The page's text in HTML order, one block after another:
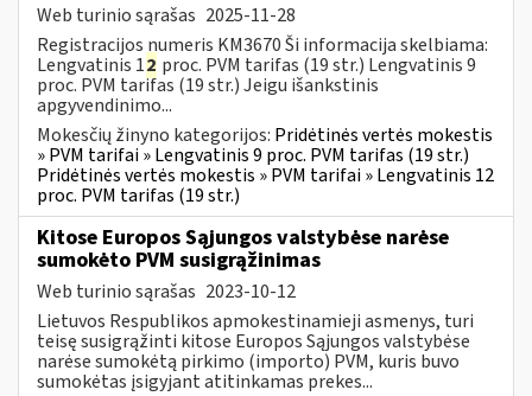
Web turinio sąrašas 2025-11-28
Registracijos numeris KM3670 Ši informacija skelbiama:
Lengvatinis 12 proc. PVM tarifas (19 str.) Lengvatinis 9
proc. PVM tarifas (19 str.) Jeigu išankstinis
apgyvendinimo...
Mokesčių žinyno kategorijos: Pridėtinės vertės mokestis
» PVM tarifai » Lengvatinis 9 proc. PVM tarifas (19 str.)
Pridėtinės vertės mokestis » PVM tarifai » Lengvatinis 12
proc. PVM tarifas (19 str.)
Kitose Europos Sąjungos valstybėse narėse
sumokėto PVM susigrąžinimas
Web turinio sąrašas 2023-10-12
Lietuvos Respublikos apmokestinamieji asmenys, turi
teisę susigrąžinti kitose Europos Sąjungos valstybėse
narėse sumokėtą pirkimo (importo) PVM, kuris buvo
sumokėtas įsigyjant atitinkamas prekes...